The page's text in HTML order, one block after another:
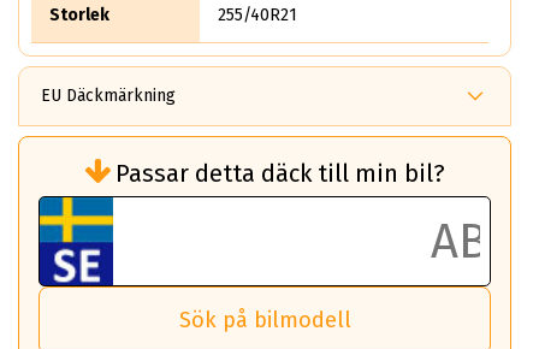
Storlek 255/40R21
EU Däckmärkning
bränsleförbrukningen)
Det ska vara en betygsskala från klass A
till G för rullmotstånd.
Ett klass A däck kommer ha 6,5% bättre
bränsleförbrukning än ett klass G däck.
Det betyder att om man kör 10,000 km,
så sparar man 50 liter bränsle med ett
Passar detta däck till min bil?
Sök på bilmodell